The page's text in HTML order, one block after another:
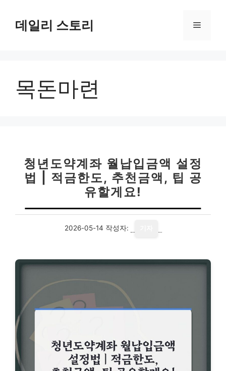
데일리 스토리 메
목돈마련
청년도약계좌 월납입금액 설정
법 | 적금한도, 추천금액, 팁 공
유할게요!
2026-05-14 작성자: